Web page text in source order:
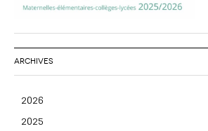
ARCHIVES
2026
2025